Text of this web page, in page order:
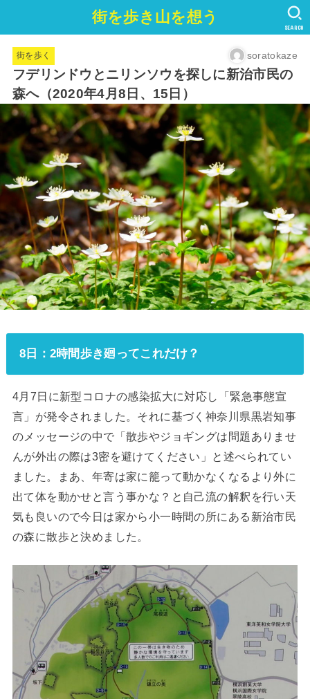
街を歩き山を想う
SEARCH
街を歩く soratokaze
フデリンドウとニリンソウを探しに新治市民の
森へ（2020年4月8日、15日）
8日：2時間歩き廻ってこれだけ？
4月7日に新型コロナの感染拡大に対応し「緊急事態宣
言」が発令されました。それに基づく神奈川県黒岩知事
のメッセージの中で「散歩やジョギングは問題ありませ
んが外出の際は3密を避けてください」と述べられてい
ました。まあ、年寄は家に籠って動かなくなるより外に
出て体を動かせと言う事かな？と自己流の解釈を行い天
気も良いので今日は家から小一時間の所にある新治市民
の森に散歩と決めました。